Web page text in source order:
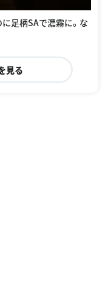
足柄SAで濃霧に。な
見る